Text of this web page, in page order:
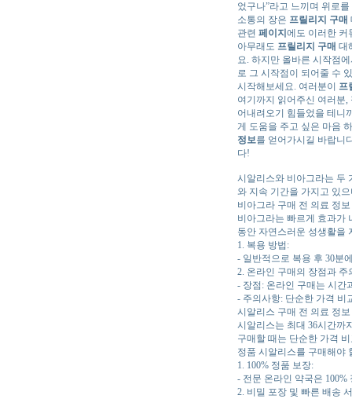
었구나”라고 느끼며 위로
소통의 장은 프릴리지 구매
관련 페이지 에도 이러한 커
아무래도 프릴리지 구매 대
요. 하지만 올바른 시작점
로 그 시작점이 되어줄 수
시작해보세요. 여러분이 프
여기까지 읽어주신 여러분
어내려오기 힘들었을 테니
게 도움을 주고 싶은 마음
정보를 얻어가시길 바랍니
다!
시알리스와 비아그라는 두
와 지속 기간을 가지고 있
비아그라 구매 전 의료 정보
비아그라는 빠르게 효과가
동안 자연스러운 성생활을
1. 복용 방법:
- 일반적으로 복용 후 30분
2. 온라인 구매의 장점과 주
- 장점: 온라인 구매는 시간
- 주의사항: 단순한 가격 비
시알리스 구매 전 의료 정보
시알리스는 최대 36시간까
구매할 때는 단순한 가격
정품 시알리스를 구매해야
1. 100% 정품 보장:
- 전문 온라인 약국은
2. 비밀 포장 및 빠른 배송